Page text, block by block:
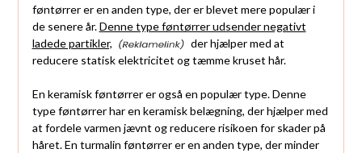
føntørrer er en anden type, der er blevet mere populær i
de senere år.Denne type føntørrer udsender negativt
ladede partikler,
der hjælper med at
reducere statisk elektricitet og tæmme kruset hår.
En keramisk føntørrer er også en populær type. Denne
type føntørrer har en keramisk belægning, der hjælper med
at fordele varmen jævnt og reducere risikoen for skader på
håret. En turmalin føntørrer er en anden type, der minder